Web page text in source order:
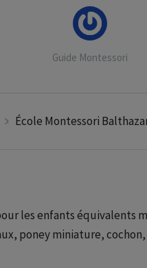
Guide Montessori
École Montessori
les enfants équivalents
poney miniature,